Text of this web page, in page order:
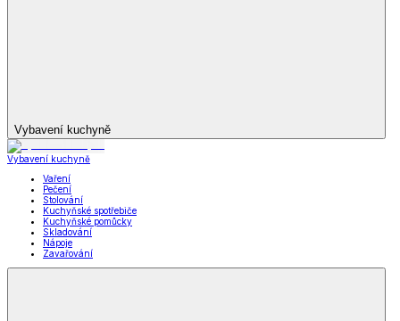
Vybavení kuchyně
Vybavení kuchyně
Vaření
Pečení
Stolování
Kuchyňské spotřebiče
Kuchyňské pomůcky
Skladování
Nápoje
Zavařování